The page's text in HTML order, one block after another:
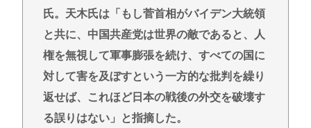
るwww
イチローの晩年(2011-2019)の成績、流石に擁護でき
ないwww
『ヤニねこ』新海誠、水島努、綾辻行人らクリエイ
ターが絶賛 過激描写はBPOでも議論に
氏。天木氏は「もし菅首相がバイデン大統領
と共に、中国共産党は世界の敵であると、人
権を無視して軍事膨張を続け、すべての国に
対して害を及ぼすという一方的な批判を繰り
返せば、これほど日本の戦後の外交を破壊す
る誤りはない」と指摘した。